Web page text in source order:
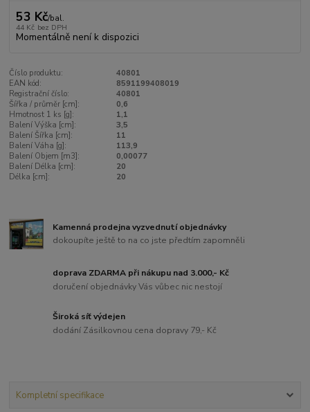
53 Kč/bal.
44 Kč bez DPH
Momentálně není k dispozici
Číslo produktu:
40801
EAN kód:
8591199408019
Registrační číslo:
40801
Šířka / průměr [cm]:
0,6
Hmotnost 1 ks [g]:
1,1
Balení Výška [cm]:
3,5
Balení Šířka [cm]:
11
Balení Váha [g]:
113,9
Balení Objem [m3]:
0,00077
Balení Délka [cm]:
20
Délka [cm]:
20
Kamenná prodejna vyzvednutí objednávky
dokoupíte ještě to na co jste předtím zapomněli
doprava ZDARMA při nákupu nad 3.000,- Kč
doručení objednávky Vás vůbec nic nestojí
Široká síť výdejen
dodání Zásilkovnou cena dopravy 79,- Kč
Kompletní specifikace